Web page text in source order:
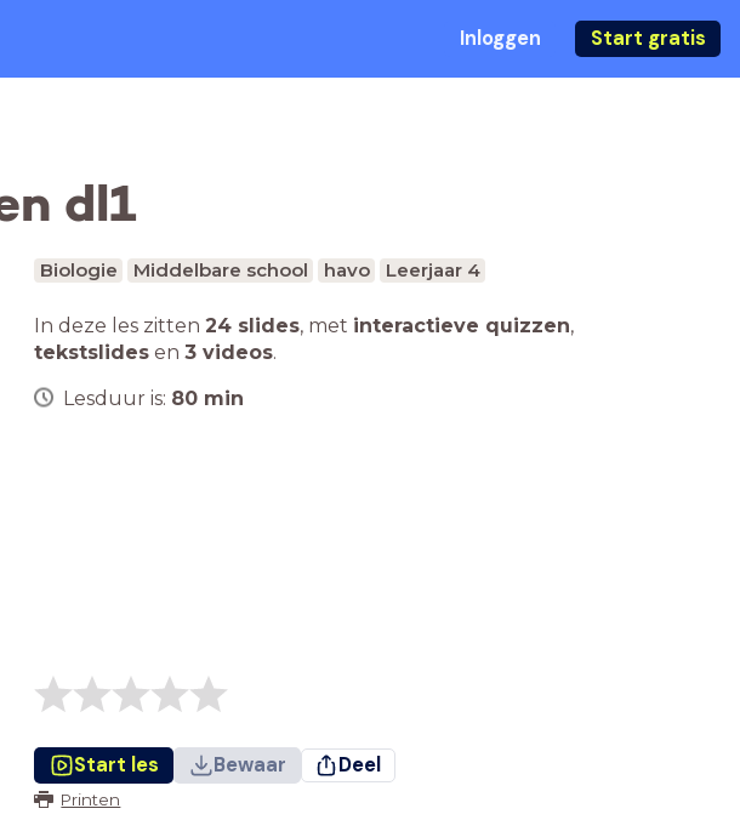
Inloggen Start gratis
dl1
Biologie Middelbare school havo Leerjaar 4
In deze les zitten 24 slides, met interactieve quizzen,
tekstslides en 3 videos.
Lesduur is: 80 min
Start les Bewaar Deel
Printen